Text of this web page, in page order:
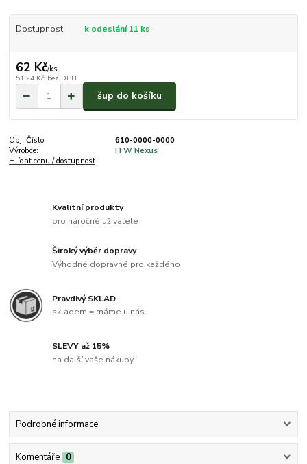
Dostupnost k odeslání 11 ks
62 Kč/ks
51,24 Kč bez DPH
šup do košíku
Obj. Číslo
610-0000-0000
Výrobce:
ITW Nexus
Hlídat cenu / dostupnost
Kvalitní produkty
pro náročné uživatele
Široký výběr dopravy
Výhodné dopravné pro každého
Pravdivý SKLAD
skladem = máme u nás
SLEVY až 15%
na další vaše nákupy
Podrobné informace
Komentáře 0